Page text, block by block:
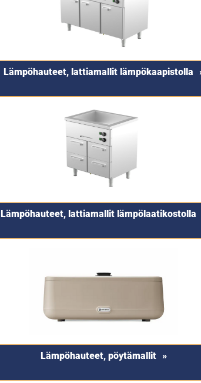
Lämpöhauteet, lattiamallit lämpökaapistolla
Lämpöhauteet, lattiamallit lämpölaatikostolla
Lämpöhauteet, pöytämallit